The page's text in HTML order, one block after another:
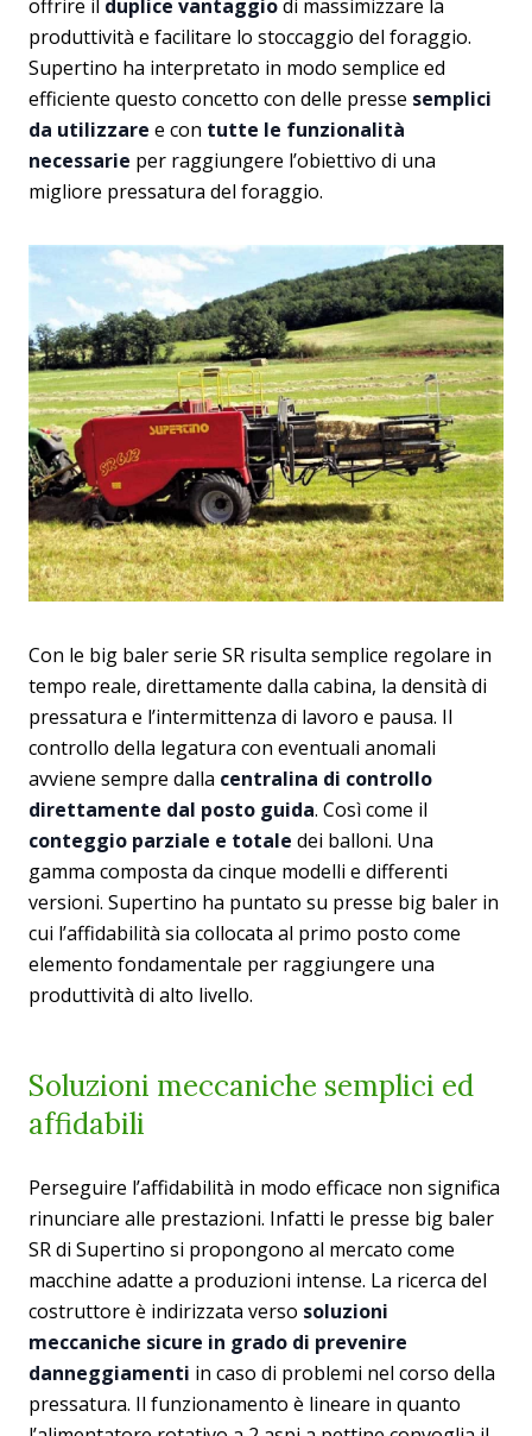
offrire il duplice vantaggiodi massimizzare la
produttività e facilitare lo stoccaggio del foraggio.
Supertino ha interpretato in modo semplice ed
efficiente questo concetto con delle presse semplici
da utilizzare e con tutte le funzionalità
necessarie per raggiungere l’obiettivo di una
migliore pressatura del foraggio.
Con le big baler serie SR risulta semplice regolare in
tempo reale, direttamente dalla cabina, la densità di
pressatura e l’intermittenza di lavoro e pausa. Il
controllo della legatura con eventuali anomali
avviene sempre dalla centralina di controllo
direttamente dal posto guida. Così come il
conteggio parziale e totale dei balloni. Una
gamma composta da cinque modelli e differenti
versioni. Supertino ha puntato su presse big baler in
cui l’affidabilità sia collocata al primo posto come
elemento fondamentale per raggiungere una
produttività di alto livello.
Soluzioni meccaniche semplici ed
affidabili
Perseguire l’affidabilità in modo efficace non significa
rinunciare alle prestazioni. Infatti le presse big baler
SR di Supertino si propongono al mercato come
macchine adatte a produzioni intense. La ricerca del
costruttore è indirizzata verso soluzioni
meccaniche sicure in grado di prevenire
danneggiamenti in caso di problemi nel corso della
pressatura. Il funzionamento è lineare in quanto